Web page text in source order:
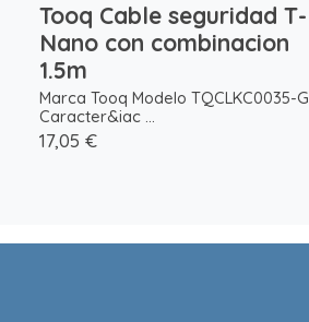
Tooq Cable seguridad T-
Nano con combinacion
1.5m
Marca Tooq Modelo TQCLKC0035-G
Caracter&iac ...
17,05 €